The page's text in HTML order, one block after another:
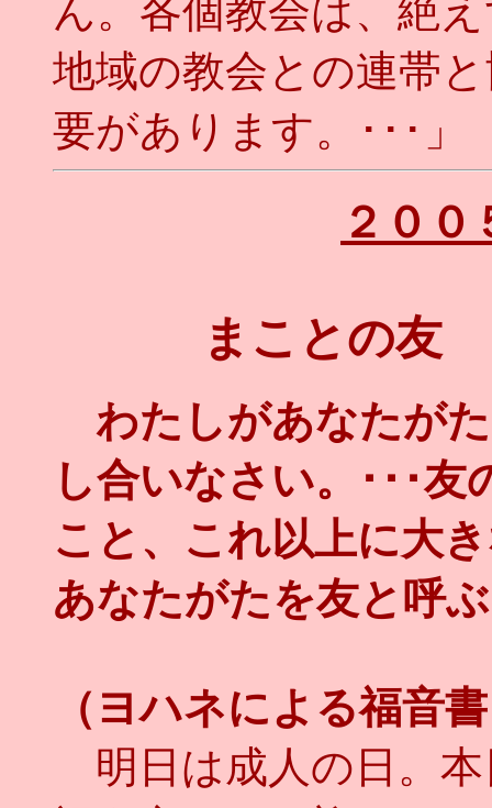
ん。各個教会は、絶
地域の教会との連帯
要があります。･･･」
２００
まことの友
わたしがあなたが
し合いなさい。･･･
こと、これ以上に大
あなたがたを友と呼
（ヨハネによる福音
明日は成人の日。本